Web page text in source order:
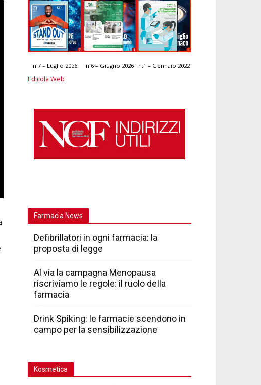
n.7 – Luglio 2026 n.6 – Giugno 2026 n.1 – Gennaio 2022
Edicola Web
Farmacia News
Defibrillatori in ogni farmacia: la
proposta di legge
Al via la campagna Menopausa
riscriviamo le regole: il ruolo della
farmacia
Drink Spiking: le farmacie scendono in
campo per la sensibilizzazione
Kosmetica